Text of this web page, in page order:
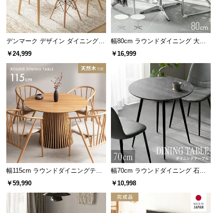
グ
企
情
報
ナチュラル
クセのない色合いと爽やかな木目が特徴のアッシュ
材。北欧やナチュラルテイストに相性◎。
バラエティに富んだ活用シーン
使う場面を選ばないデザインのため、暮らしの中の
様々な場面で活用できます。
デンマーク デザイン ダイニングテ
ーブル
￥24,999
幅80cm ラウンドダイニング 大理
石調 無地ホワイト 丸テーブル 2人
￥16,999
幅115cm ラウンドダイニングテー
ブル 4人掛け 天然木突板 美しい格
￥59,990
幅70cm ラウンドダイニング 石目
調 大理石調 無地ホワイト 丸テー
￥10,998